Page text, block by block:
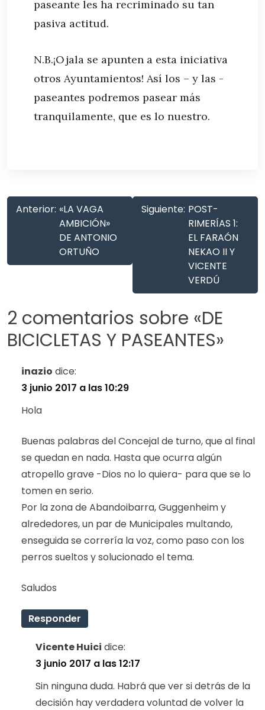
paseante les ha recriminado su tan
pasiva actitud.
N.B.¡Ojala se apunten a esta iniciativa
otros Ayuntamientos! Así los – y las -
paseantes podremos pasear más
tranquilamente, que es lo nuestro.
Anterior: «LA VAGA
AMBICIÓN»
DE ANTONIO
ORTUÑO
Siguiente: POST-
RIMERÍAS 1:
EL FARAÓN
NEKAO II Y
VICENTE
VERDÚ
2 comentarios sobre «DE
BICICLETAS Y PASEANTES»
inazio dice:
3 junio 2017 a las 10:29
Hola
Buenas palabras del Concejal de turno, que al final
se quedan en nada. Hasta que ocurra algún
atropello grave -Dios no lo quiera- para que se lo
tomen en serio.
Por la zona de Abandoibarra, Guggenheim y
alrededores, un par de Municipales multando,
enseguida se correría la voz, como paso con los
perros sueltos y solucionado el tema.
Saludos
Responder
Vicente Huici dice:
3 junio 2017 a las 12:17
Sin ninguna duda. Habrá que ver si detrás de la
decisión hay verdadera voluntad de volver la